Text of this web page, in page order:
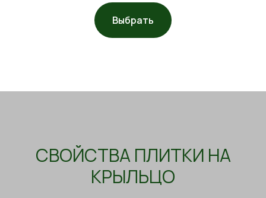
Выбрать
СВОЙСТВА ПЛИТКИ НА
КРЫЛЬЦО